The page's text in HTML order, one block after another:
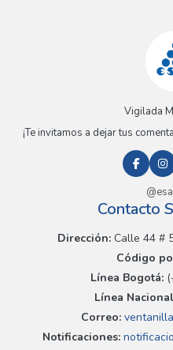
Vigilada
¡Te invitamos a dejar tus
Contacto
Dirección:Calle 44 #
Código
Línea Bogotá:
Línea
Correo:
Notificaciones: